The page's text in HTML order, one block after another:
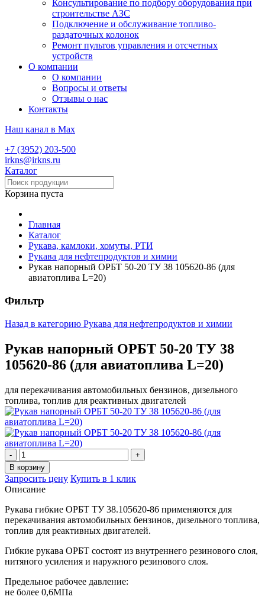
Консультирование по подбору оборудования при
строительстве АЗС
Подключение и обслуживание топливо-
раздаточных колонок
Ремонт пультов управления и отсчетных
устройств
О компании
О компании
Вопросы и ответы
Отзывы о нас
Контакты
Наш канал в Max
+7 (3952) 203-500
irkns@irkns.ru
Каталог
Корзина пуста
Главная
Каталог
Рукава, камлоки, хомуты, РТИ
Рукава для нефтепродуктов и химии
Рукав напорный ОРБТ 50-20 ТУ 38 105620-86 (для
авиатоплива L=20)
Фильтр
Назад в категорию Рукава для нефтепродуктов и химии
Рукав напорный ОРБТ 50-20 ТУ 38
105620-86 (для авиатоплива L=20)
для перекачивания автомобильных бензинов, дизельного
топлива, топлив для реактивных двигателей
Запросить цену Купить в 1 клик
Описание
Рукава гибкие ОРБТ ТУ 38.105620-86 применяются для
перекачивания автомобильных бензинов, дизельного топлива,
топлив для реактивных двигателей.
Гибкие рукава ОРБТ состоят из внутреннего резинового слоя,
нитяного усиления и наружного резинового слоя.
Предельное рабочее давление:
не более 0,6МПа